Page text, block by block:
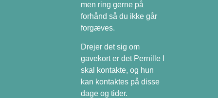
men ring gerne på
forhånd så du ikke går
forgæves.
Drejer det sig om
gavekort er det Pernille I
skal kontakte, og hun
kan kontaktes på disse
dage og tider.